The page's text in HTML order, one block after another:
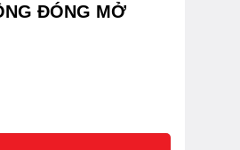
ĐÓNG MỞ